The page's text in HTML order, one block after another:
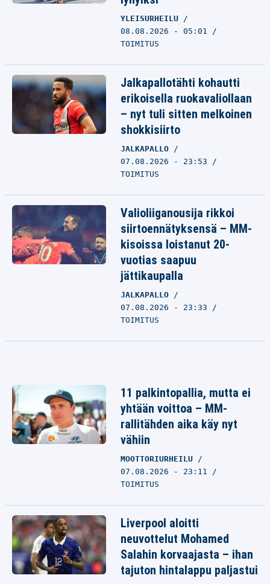
YLEISURHEILU
08.08.2026 - 05:01
TOIMITUS
Jalkapallotähti kohautti
erikoisella ruokavaliollaan
– nyt tuli sitten melkoinen
shokkisiirto
JALKAPALLO
07.08.2026 - 23:53
TOIMITUS
Valioliiganousija rikkoi
siirtoennätyksensä – MM-
kisoissa loistanut 20-
vuotias saapuu
jättikaupalla
JALKAPALLO
07.08.2026 - 23:33
TOIMITUS
11 palkintopallia, mutta ei
yhtään voittoa – MM-
rallitähden aika käy nyt
vähiin
MOOTTORIURHEILU
07.08.2026 - 23:11
TOIMITUS
Liverpool aloitti
neuvottelut Mohamed
Salahin korvaajasta – ihan
tajuton hintalappu paljastui